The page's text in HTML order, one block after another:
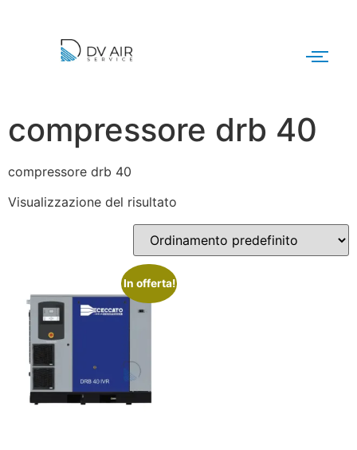
compressore drb 40
compressore drb 40
Visualizzazione del risultato
In offerta!